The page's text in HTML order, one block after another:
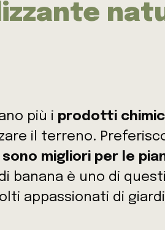
più i prodotti
il terreno.
migliori per le
banana è uno di
appassionati di